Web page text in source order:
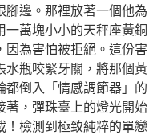
腳邊。那裡放著一個他為
一萬塊小小的天秤座黃銅
因為害怕被拒絕。這份害
水瓶咬緊牙關，將那個黃
都倒入「情感調節器」的
著，彈珠臺上的燈光開始
！檢測到極致純粹的單戀